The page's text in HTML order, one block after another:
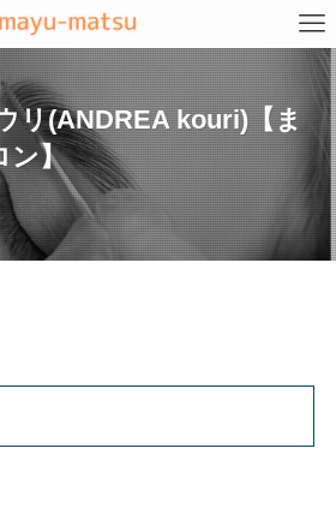
リ(ANDREA kouri)【ま
ン】